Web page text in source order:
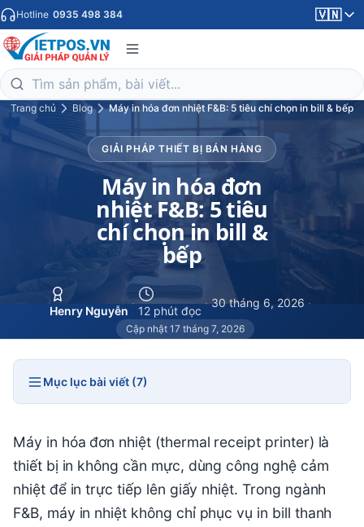
Hotline 0935 498 384 🇻🇳
Trang chủ Blog Máy in hóa đơn nhiệt F&B: 5 tiêu chí chọn in bill & bếp
GIẢI PHÁP THIẾT BỊ BÁN HÀNG
Máy in hóa đơn
nhiệt F&B: 5 tiêu
chí chọn in bill &
bếp
Henry Nguyễn
·
12 phút đọc
· 30 tháng 6, 2026 ·
Cập nhật 17 tháng 7, 2026
Mục lục bài viết (7)
Máy in hóa đơn nhiệt (thermal receipt printer) là
thiết bị in không cần mực, dùng công nghệ cảm
nhiệt để in trực tiếp lên giấy nhiệt. Trong ngành
F&B, máy in nhiệt không chỉ phục vụ in bill thanh